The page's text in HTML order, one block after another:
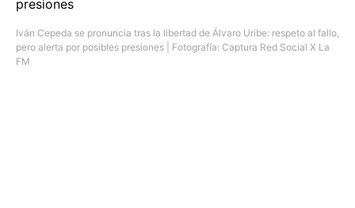
Iván Cepeda se pronuncia tras la libertad de Álvaro Uribe: respeto al fallo,
pero alerta por posibles presiones | Fotografía: Captura Red Social X La
FM